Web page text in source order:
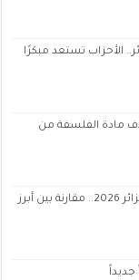
2026 في الجزائر.. الأحزاب تستعد مبكرًا
مادة الفلسفة من
أفضل بنك لقرض السيارة في الجزائر 2026.. مقارنة بين أبرز
جديداً